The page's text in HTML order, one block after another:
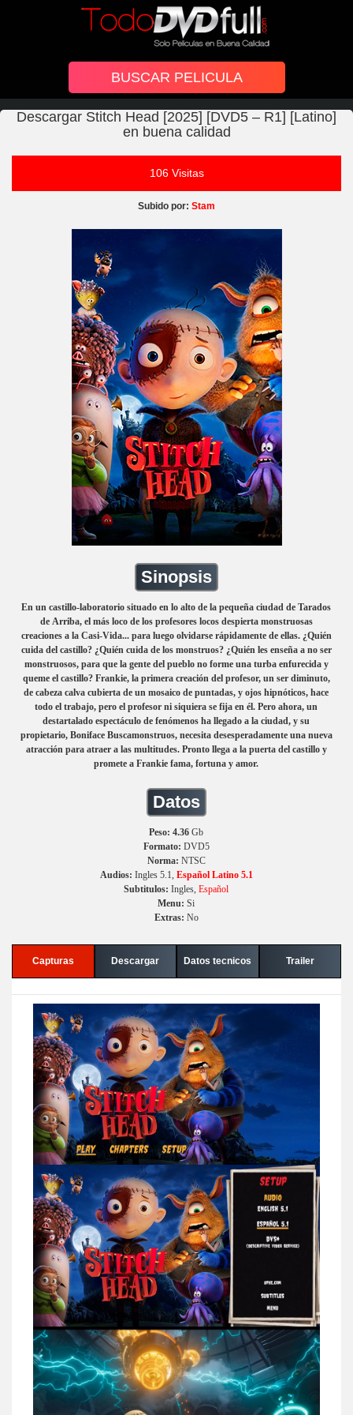
Descargar Stitch Head [2025] [DVD5 – R1] [Latino]
en buena calidad
106 Visitas
Subido por: Stam
Sinopsis
En un castillo-laboratorio situado en lo alto de la pequeña ciudad de Tarados
de Arriba, el más loco de los profesores locos despierta monstruosas
creaciones a la Casi-Vida... para luego olvidarse rápidamente de ellas. ¿Quién
cuida del castillo? ¿Quién cuida de los monstruos? ¿Quién les enseña a no ser
monstruosos, para que la gente del pueblo no forme una turba enfurecida y
queme el castillo? Frankie, la primera creación del profesor, un ser diminuto,
de cabeza calva cubierta de un mosaico de puntadas, y ojos hipnóticos, hace
todo el trabajo, pero el profesor ni siquiera se fija en él. Pero ahora, un
destartalado espectáculo de fenómenos ha llegado a la ciudad, y su
propietario, Boniface Buscamonstruos, necesita desesperadamente una nueva
atracción para atraer a las multitudes. Pronto llega a la puerta del castillo y
promete a Frankie fama, fortuna y amor.
Datos
Peso: 4.36 Gb
Formato: DVD5
Norma: NTSC
Audios: Ingles 5.1, Español Latino 5.1
Subtitulos: Ingles,Español
Menu: Si
Extras: No
Capturas Descargar Datos tecnicos Trailer